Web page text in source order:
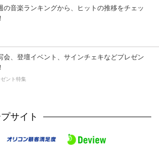
の音楽ランキングから、ヒットの推移をチェッ
会、登壇イベント、サインチェキなどプレゼン
ゼント特集
サイト